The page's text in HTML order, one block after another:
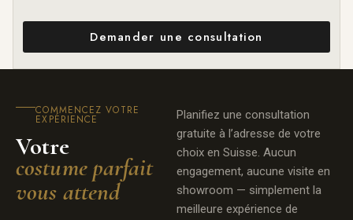
Demander une consultation
COMMENCEZ VOTRE
EXPÉRIENCE
Votre
costume parfait
vous attend
Planifiez une consultation
gratuite à l’adresse de votre
choix en Suisse. Aucun
engagement, aucune visite en
showroom — simplement la
meilleure expérience de